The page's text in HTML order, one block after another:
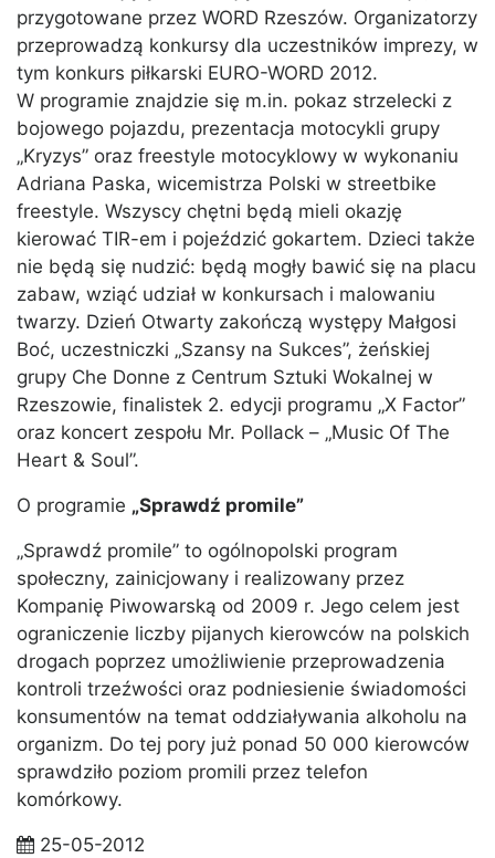
przygotowane przez WORD Rzeszów. Organizatorzy
przeprowadzą konkursy dla uczestników imprezy, w
tym konkurs piłkarski EURO-WORD 2012.
W programie znajdzie się m.in. pokaz strzelecki z
bojowego pojazdu, prezentacja motocykli grupy
„Kryzys” oraz freestyle motocyklowy w wykonaniu
Adriana Paska, wicemistrza Polski w streetbike
freestyle. Wszyscy chętni będą mieli okazję
kierować TIR-em i pojeździć gokartem. Dzieci także
nie będą się nudzić: będą mogły bawić się na placu
zabaw, wziąć udział w konkursach i malowaniu
twarzy. Dzień Otwarty zakończą występy Małgosi
Boć, uczestniczki „Szansy na Sukces”, żeńskiej
grupy Che Donne z Centrum Sztuki Wokalnej w
Rzeszowie, finalistek 2. edycji programu „X Factor”
oraz koncert zespołu Mr. Pollack – „Music Of The
Heart & Soul”.
O programie „Sprawdź promile”
„Sprawdź promile” to ogólnopolski program
społeczny, zainicjowany i realizowany przez
Kompanię Piwowarską od 2009 r. Jego celem jest
ograniczenie liczby pijanych kierowców na polskich
drogach poprzez umożliwienie przeprowadzenia
kontroli trzeźwości oraz podniesienie świadomości
konsumentów na temat oddziaływania alkoholu na
organizm. Do tej pory już ponad 50 000 kierowców
sprawdziło poziom promili przez telefon
komórkowy.
25-05-2012